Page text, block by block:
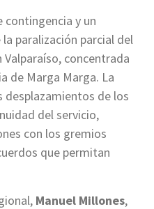
contingencia y un
paralización parcial del
concentrada
de Marga Marga. La
desplazamientos de los
del servicio,
con los gremios
que permitan
Manuel Millones,